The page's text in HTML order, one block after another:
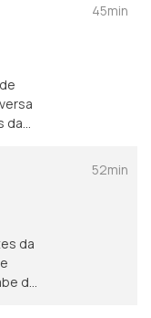
da
45min
da
da
52min